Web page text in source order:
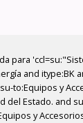
para
and itype:BK
to:Equipos y
del Estado. and
y